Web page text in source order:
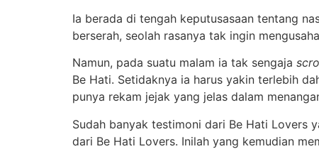
Ia berada di tengah keputusasaan tentang
berserah, seolah rasanya tak ingin
Namun, pada suatu malam ia tak sengaja
Be Hati. Setidaknya ia harus yakin terlebih
punya rekam jejak yang jelas dalam
Sudah banyak testimoni dari Be Hati Lovers
dari Be Hati Lovers. Inilah yang kemudian